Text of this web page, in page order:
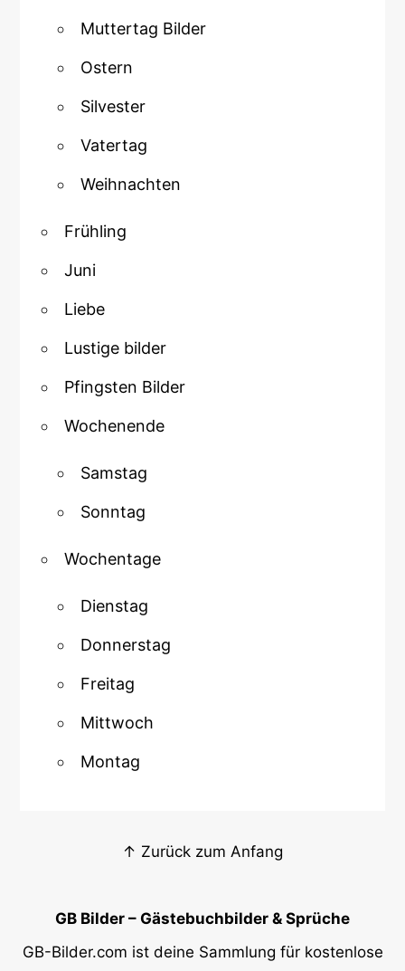
Muttertag Bilder
Ostern
Silvester
Vatertag
Weihnachten
Frühling
Juni
Liebe
Lustige bilder
Pfingsten Bilder
Wochenende
Samstag
Sonntag
Wochentage
Dienstag
Donnerstag
Freitag
Mittwoch
Montag
↑ Zurück zum Anfang
GB Bilder – Gästebuchbilder & Sprüche
GB-Bilder.com ist deine Sammlung für kostenlose